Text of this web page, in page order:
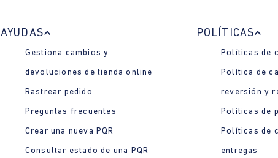
AYUDAS
Gestiona cambios y
devoluciones de tienda online
Rastrear pedido
Preguntas frecuentes
Crear una nueva PQR
Consultar estado de una PQR
POLÍTICAS
Políticas de
Política de
reversión y
Políticas de
Políticas de
entregas